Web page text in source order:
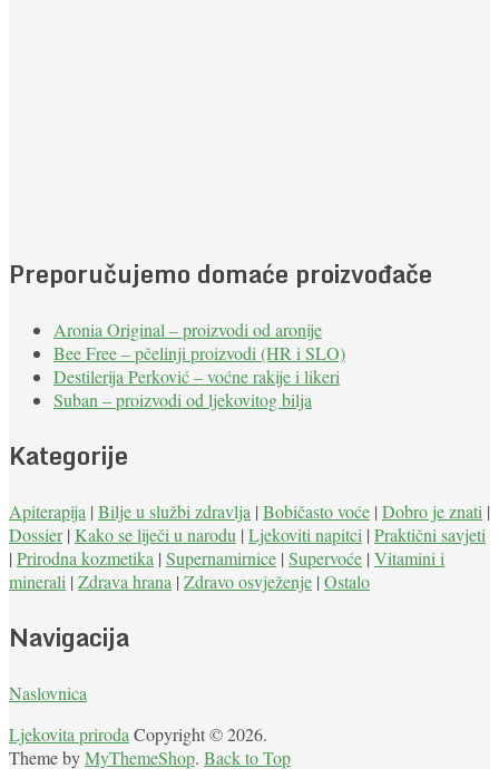
Preporučujemo domaće proizvođače
Aronia Original – proizvodi od aronije
Bee Free – pčelinji proizvodi (HR i SLO)
Destilerija Perković – voćne rakije i likeri
Suban – proizvodi od ljekovitog bilja
Kategorije
Apiterapija | Bilje u službi zdravlja | Bobičasto voće | Dobro je znati |
Dossier| Kako se liječi u narodu | Ljekoviti napitci | Praktični savjeti
| Prirodna kozmetika | Supernamirnice | Supervoće | Vitamini i
minerali | Zdrava hrana | Zdravo osvježenje | Ostalo
Navigacija
Naslovnica
Ljekovita priroda Copyright © 2026.
Theme byMyThemeShop. Back to Top